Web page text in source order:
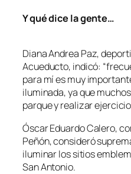
Y qué dice la gente…
Diana Andrea Paz,
Acueducto, indicó:
para mí es muy
iluminada, ya que
parque y realizar
Óscar Eduardo Calero,
Peñón, consideró
iluminar los sitios
San Antonio.